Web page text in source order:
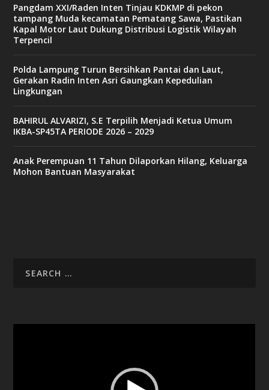
Pangdam XXI/Raden Inten Tinjau KDKMP di pekon
tampang Muda kecamatan Pematang Sawa, Pastikan
Kapal Motor Laut Dukung Distribusi Logistik Wilayah
Terpencil
Polda Lampung Turun Bersihkan Pantai dan Laut,
Gerakan Radin Inten Asri Gaungkan Kepedulian
Lingkungan
BAHIRUL ALVARIZI, S.E Terpilih Menjadi Ketua Umum
IKBA-SP45TA PERIODE 2026 – 2029
Anak Perempuan 11 Tahun Dilaporkan Hilang, Keluarga
Mohon Bantuan Masyarakat